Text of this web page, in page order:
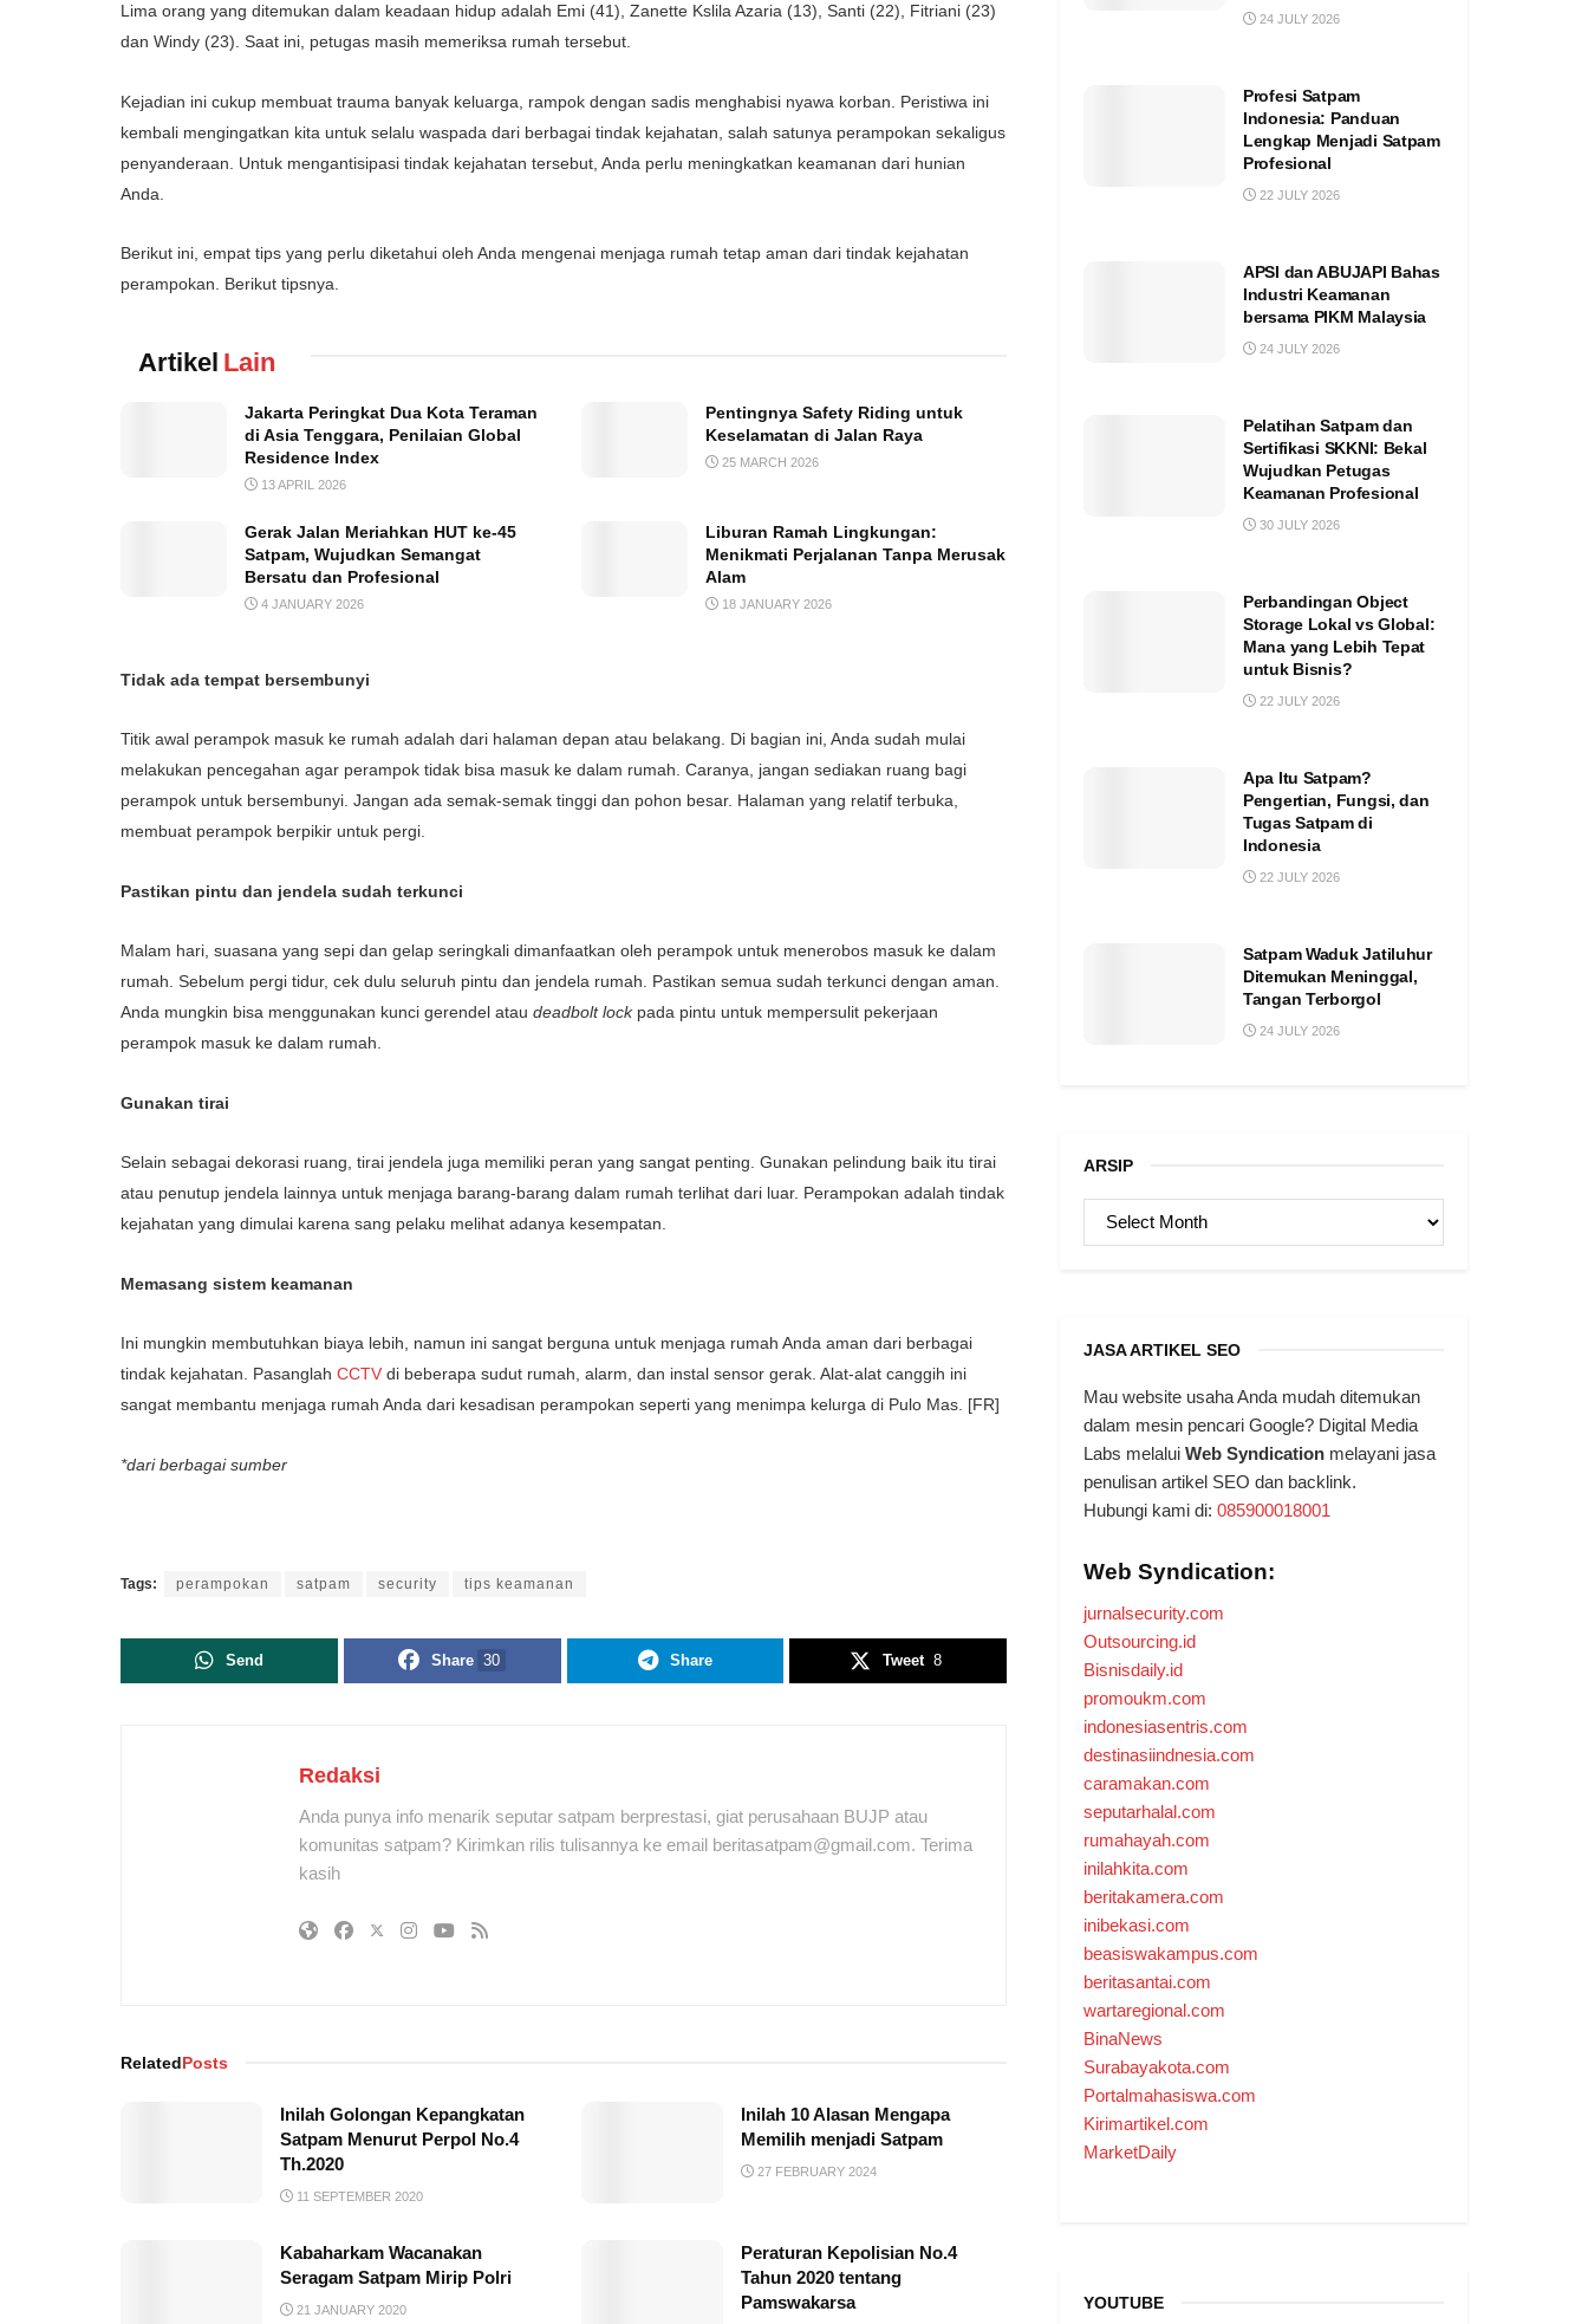
Lima orang yang ditemukan dalam keadaan hidup adalah Emi (41), Zanette Kslila Azaria (13), Santi (22), Fitriani (23)
dan Windy (23). Saat ini, petugas masih memeriksa rumah tersebut.
Kejadian ini cukup membuat trauma banyak keluarga, rampok dengan sadis menghabisi nyawa korban. Peristiwa ini
kembali mengingatkan kita untuk selalu waspada dari berbagai tindak kejahatan, salah satunya perampokan sekaligus
penyanderaan. Untuk mengantisipasi tindak kejahatan tersebut, Anda perlu meningkatkan keamanan dari hunian
Anda.
Berikut ini, empat tips yang perlu diketahui oleh Anda mengenai menjaga rumah tetap aman dari tindak kejahatan
perampokan. Berikut tipsnya.
Artikel Lain
Jakarta Peringkat Dua Kota Teraman
di Asia Tenggara, Penilaian Global
Residence Index
13 APRIL 2026
Pentingnya Safety Riding untuk
Keselamatan di Jalan Raya
25 MARCH 2026
Gerak Jalan Meriahkan HUT ke-45
Satpam, Wujudkan Semangat
Bersatu dan Profesional
4 JANUARY 2026
Liburan Ramah Lingkungan:
Menikmati Perjalanan Tanpa Merusak
Alam
18 JANUARY 2026
Tidak ada tempat bersembunyi
Titik awal perampok masuk ke rumah adalah dari halaman depan atau belakang. Di bagian ini, Anda sudah mulai
melakukan pencegahan agar perampok tidak bisa masuk ke dalam rumah. Caranya, jangan sediakan ruang bagi
perampok untuk bersembunyi. Jangan ada semak-semak tinggi dan pohon besar. Halaman yang relatif terbuka,
membuat perampok berpikir untuk pergi.
Pastikan pintu dan jendela sudah terkunci
Malam hari, suasana yang sepi dan gelap seringkali dimanfaatkan oleh perampok untuk menerobos masuk ke dalam
rumah. Sebelum pergi tidur, cek dulu seluruh pintu dan jendela rumah. Pastikan semua sudah terkunci dengan aman.
Anda mungkin bisa menggunakan kunci gerendel atau deadbolt lockpada pintu untuk mempersulit pekerjaan
perampok masuk ke dalam rumah.
Gunakan tirai
Selain sebagai dekorasi ruang, tirai jendela juga memiliki peran yang sangat penting. Gunakan pelindung baik itu tirai
atau penutup jendela lainnya untuk menjaga barang-barang dalam rumah terlihat dari luar. Perampokan adalah tindak
kejahatan yang dimulai karena sang pelaku melihat adanya kesempatan.
Memasang sistem keamanan
Ini mungkin membutuhkan biaya lebih, namun ini sangat berguna untuk menjaga rumah Anda aman dari berbagai
tindak kejahatan. Pasanglah CCTV di beberapa sudut rumah, alarm, dan instal sensor gerak. Alat-alat canggih ini
sangat membantu menjaga rumah Anda dari kesadisan perampokan seperti yang menimpa kelurga di Pulo Mas. [FR]
*dari berbagai sumber
Tags: perampokan satpam security tips keamanan
Send Share 30 Share Tweet 8
Redaksi
Anda punya info menarik seputar satpam berprestasi, giat perusahaan BUJP atau
komunitas satpam? Kirimkan rilis tulisannya ke email beritasatpam@gmail.com. Terima
kasih
RelatedPosts
Inilah Golongan Kepangkatan
Satpam Menurut Perpol No.4
Th.2020
11 SEPTEMBER 2020
Inilah 10 Alasan Mengapa
Memilih menjadi Satpam
27 FEBRUARY 2024
Kabaharkam Wacanakan
Seragam Satpam Mirip Polri
21 JANUARY 2020
Peraturan Kepolisian No.4
Tahun 2020 tentang
Pamswakarsa
24 JULY 2026
Profesi Satpam
Indonesia: Panduan
Lengkap Menjadi Satpam
Profesional
22 JULY 2026
APSI dan ABUJAPI Bahas
Industri Keamanan
bersama PIKM Malaysia
24 JULY 2026
Pelatihan Satpam dan
Sertifikasi SKKNI: Bekal
Wujudkan Petugas
Keamanan Profesional
30 JULY 2026
Perbandingan Object
Storage Lokal vs Global:
Mana yang Lebih Tepat
untuk Bisnis?
22 JULY 2026
Apa Itu Satpam?
Pengertian, Fungsi, dan
Tugas Satpam di
Indonesia
22 JULY 2026
Satpam Waduk Jatiluhur
Ditemukan Meninggal,
Tangan Terborgol
24 JULY 2026
ARSIP
ARSIP
JASA ARTIKEL SEO
Mau website usaha Anda mudah ditemukan
dalam mesin pencari Google? Digital Media
Labs melalui Web Syndication melayani jasa
penulisan artikel SEO dan backlink.
Hubungi kami di: 085900018001
Web Syndication:
jurnalsecurity.com
Outsourcing.id
Bisnisdaily.id
promoukm.com
indonesiasentris.com
destinasiindnesia.com
caramakan.com
seputarhalal.com
rumahayah.com
inilahkita.com
beritakamera.com
inibekasi.com
beasiswakampus.com
beritasantai.com
wartaregional.com
BinaNews
Surabayakota.com
Portalmahasiswa.com
Kirimartikel.com
MarketDaily
YOUTUBE